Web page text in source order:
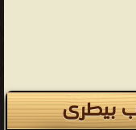
بيطرى